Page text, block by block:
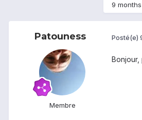
9 months
Patouness
Membre
Posté(e)
Bonjour,